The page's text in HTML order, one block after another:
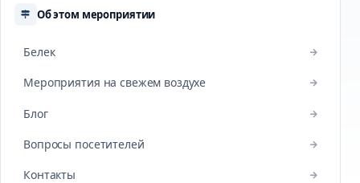
Об этом мероприятии
Белек
Мероприятия на свежем воздухе
Блог
Вопросы посетителей
Контакты